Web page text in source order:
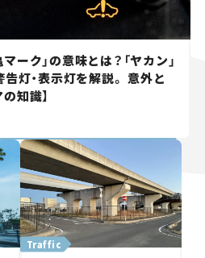
ーク」の意味とは？「ヤカン」
告灯・表示灯を解説。 意外と
知識】
Traffic